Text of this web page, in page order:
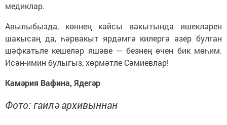
медиклар.
Авылыбызда, көннең кайсы вакытында ишекләрен
шакысаң да, һәрвакыт ярдәмгә килергә әзер булган
шәфкатьле кешеләр яшәве — безнең өчен бик мөһим.
Исән-имин булыгыз, хөрмәтле Сәмиевлар!
Камәрия Вафина, Ядегәр
Фото: гаилә архивыннан